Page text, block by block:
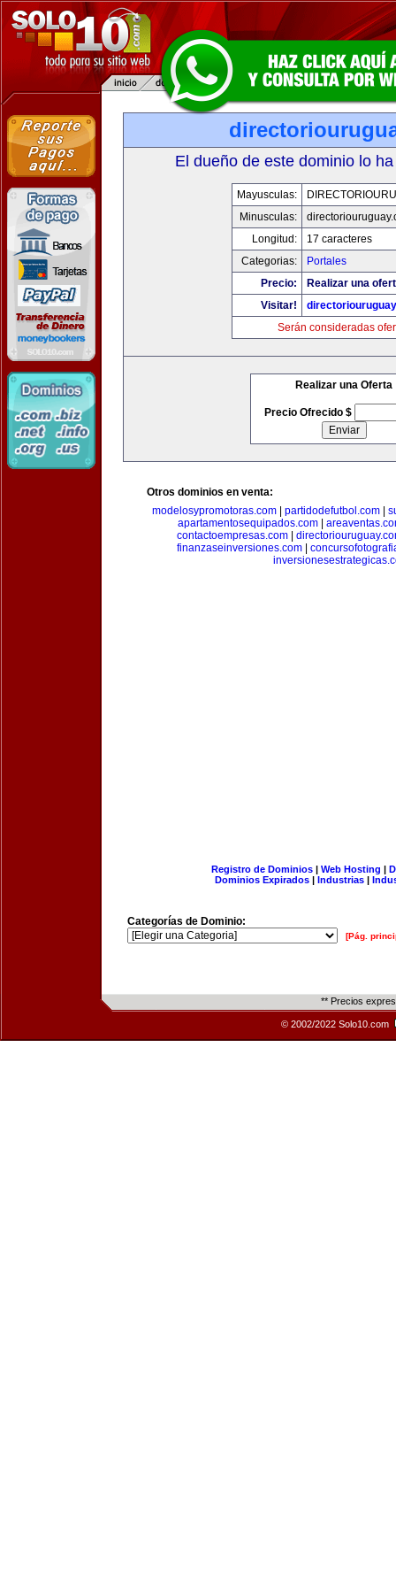
El dueño de este dominio lo
Mayusculas:
Minusculas:
Longitud:
17 caracteres
Categorias:
Portales
Precio:
Realizar una
Visitar!
Serán consideradas
Realizar una Oferta
Precio Ofrecido $
Otros dominios en venta:
modelosypromotoras.com| partidodefutbol.com|
apartamentosequipados.com|
contactoempresas.com
finanzaseinversiones.com
Registro de Dominios| Web Hosting |
Dominios Expirados | Industrias |
Categorías de Dominio:
[Pág.
** Precios
© 2002/2022 Solo10.com